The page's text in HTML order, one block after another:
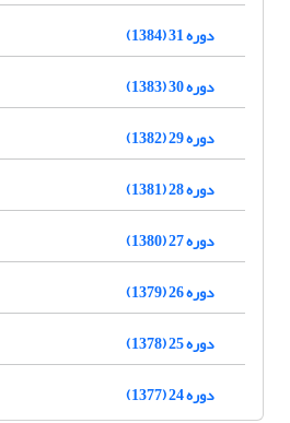
دوره 31 (1384)
دوره 30 (1383)
دوره 29 (1382)
دوره 28 (1381)
دوره 27 (1380)
دوره 26 (1379)
دوره 25 (1378)
دوره 24 (1377)